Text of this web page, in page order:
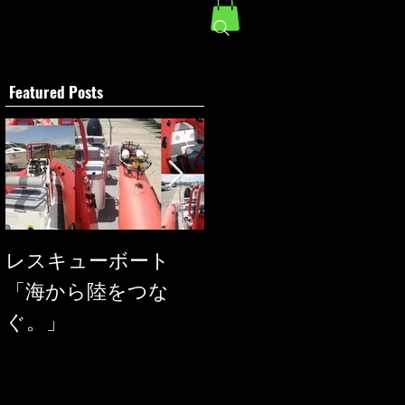
Featured Posts
レスキューボート
「海から陸をつな
ぐ。」